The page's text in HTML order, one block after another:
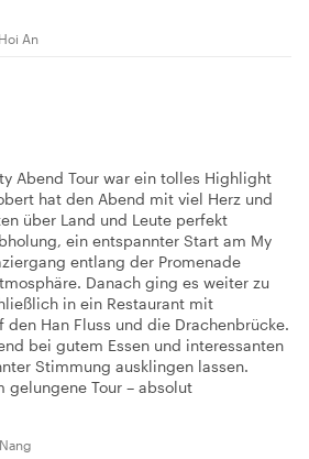
An
Abend Tour war ein tolles Highlight
hat den Abend mit viel Herz und
über Land und Leute perfekt
ein entspannter Start am My
entlang der Promenade
Danach ging es weiter zu
in ein Restaurant mit
Han Fluss und die Drachenbrücke.
bei gutem Essen und interessanten
Stimmung ausklingen lassen.
gelungene Tour – absolut